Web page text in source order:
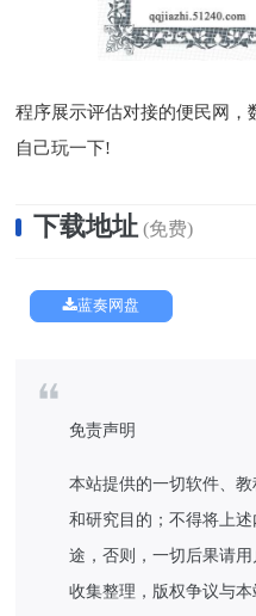
程序展示评估对接的便民网，
自己玩一下!
下载地址 (免费)
蓝奏网盘
免责声明
本站提供的一切软件、
和研究目的；不得将上
途，否则，一切后果请
收集整理，版权争议与